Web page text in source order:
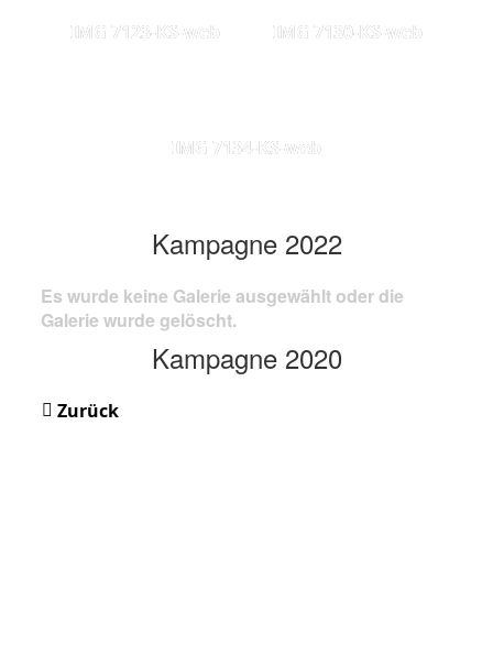
IMG 7123-KS-web IMG 7130-KS-web
IMG 7134-KS-web
Kampagne 2022
Es wurde keine Galerie ausgewählt oder die
Galerie wurde gelöscht.
Kampagne 2020
Zurück